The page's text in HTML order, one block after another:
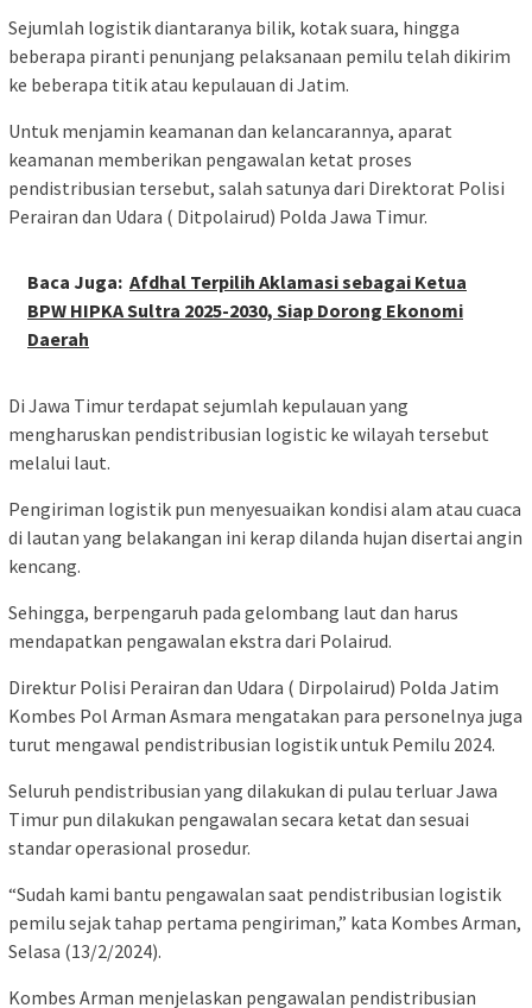
Sejumlah logistik diantaranya bilik, kotak suara, hingga
beberapa piranti penunjang pelaksanaan pemilu telah dikirim
ke beberapa titik atau kepulauan di Jatim.
Untuk menjamin keamanan dan kelancarannya, aparat
keamanan memberikan pengawalan ketat proses
pendistribusian tersebut, salah satunya dari Direktorat Polisi
Perairan dan Udara ( Ditpolairud) Polda Jawa Timur.
Baca Juga: Afdhal Terpilih Aklamasi sebagai Ketua
BPW HIPKA Sultra 2025-2030, Siap Dorong Ekonomi
Daerah
Di Jawa Timur terdapat sejumlah kepulauan yang
mengharuskan pendistribusian logistic ke wilayah tersebut
melalui laut.
Pengiriman logistik pun menyesuaikan kondisi alam atau cuaca
di lautan yang belakangan ini kerap dilanda hujan disertai angin
kencang.
Sehingga, berpengaruh pada gelombang laut dan harus
mendapatkan pengawalan ekstra dari Polairud.
Direktur Polisi Perairan dan Udara ( Dirpolairud) Polda Jatim
Kombes Pol Arman Asmara mengatakan para personelnya juga
turut mengawal pendistribusian logistik untuk Pemilu 2024.
Seluruh pendistribusian yang dilakukan di pulau terluar Jawa
Timur pun dilakukan pengawalan secara ketat dan sesuai
standar operasional prosedur.
“Sudah kami bantu pengawalan saat pendistribusian logistik
pemilu sejak tahap pertama pengiriman,” kata Kombes Arman,
Selasa (13/2/2024).
Kombes Arman menjelaskan pengawalan pendistribusian